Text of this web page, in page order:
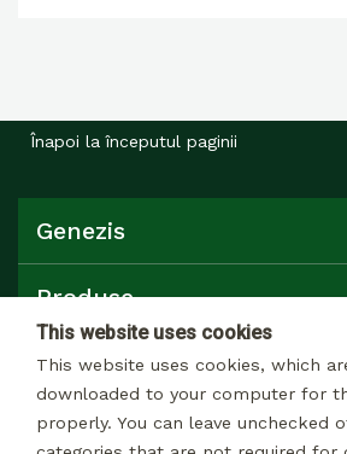
This website uses cookies
This website uses cookies, which
downloaded to your computer for
properly. You can leave unchecked
Înapoi la începutul paginii
Genezis
Produse
Catalog
Contact